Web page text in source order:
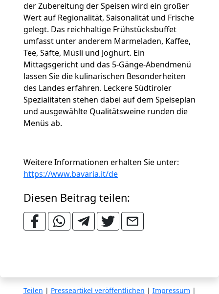
der Zubereitung der Speisen wird ein großer
Wert auf Regionalität, Saisonalität und Frische
gelegt. Das reichhaltige Frühstücksbuffet
umfasst unter anderem Marmeladen, Kaffee,
Tee, Säfte, Müsli und Joghurt. Ein
Mittagsgericht und das 5-Gänge-Abendmenü
lassen Sie die kulinarischen Besonderheiten
des Landes erfahren. Leckere Südtiroler
Spezialitäten stehen dabei auf dem Speiseplan
und ausgewählte Qualitätsweine runden die
Menüs ab.
Weitere Informationen erhalten Sie unter:
https://www.bavaria.it/de
Diesen Beitrag teilen:
Teilen | Presseartikel veröffentlichen | Impressum |